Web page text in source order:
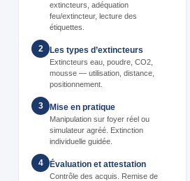
extincteurs, adéquation
feu/extincteur, lecture des
étiquettes.
2 Les types d’extincteurs
Extincteurs eau, poudre, CO2,
mousse — utilisation, distance,
positionnement.
3 Mise en pratique
Manipulation sur foyer réel ou
simulateur agréé. Extinction
individuelle guidée.
4 Évaluation et attestation
Contrôle des acquis. Remise de